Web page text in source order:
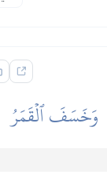
وَخَسَفَ ٱلۡقَمَرُ